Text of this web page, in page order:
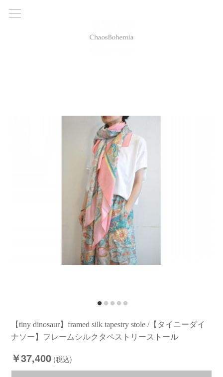
【tiny dinosaur】framed silk tapestry stole /【タイニーダイ
ナソー】フレームシルクタペストリーストール
￥37,400 (税込)